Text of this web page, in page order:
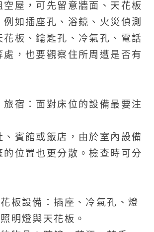
空屋，可先留意牆面、天花板
例如插座孔、浴鏡、火災偵測
花板、鑰匙孔、冷氣孔、電話
處，也要觀察住所周遭是否有
旅宿：面對床位的設備最要注
、賓館或飯店，由於室內設備
的位置也更分散。檢查時可分
板設備：插座、冷氣孔、燈
明燈與天花板。